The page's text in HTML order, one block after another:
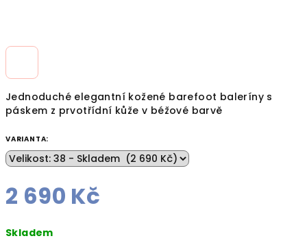
Jednoduché elegantní kožené barefoot baleríny s
páskem z prvotřídní kůže v béžové barvě
VARIANTA:
2 690 Kč
cena:
Skladem